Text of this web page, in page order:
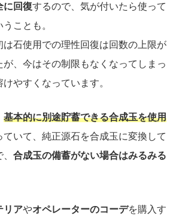
に回復するので、気が付いたら使って
ことも。
は石使用での理性回復は回数の上限が
、今はその制限もなくなってしまっ
やすくなっています。
基本的に別途貯蓄できる合成玉を使用
ていて、純正源石を合成玉に変換して
合成玉の備蓄がない場合はみるみる
リアやオペレーターのコーデを購入す